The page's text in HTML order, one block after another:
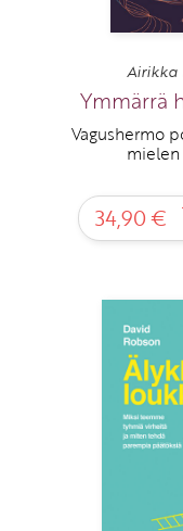
Airikka
Ymmärrä
Vagushermo
mielen
34,90 €